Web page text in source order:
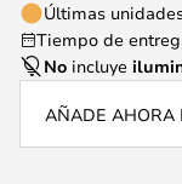
Últimas
Tiempo de
No incluye
AÑADE AHORA